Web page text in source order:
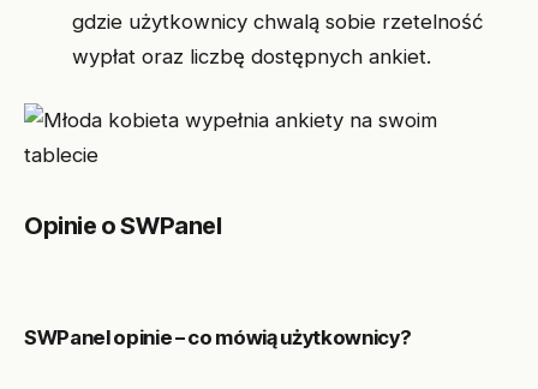
gdzie użytkownicy chwalą sobie rzetelność
wypłat oraz liczbę dostępnych ankiet.
Opinie o SWPanel
SWPanel opinie – co mówią użytkownicy?